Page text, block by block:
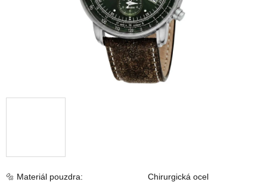
🔩 Materiál pouzdra:
Chirurgická ocel